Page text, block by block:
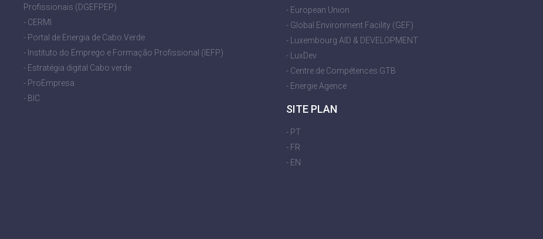
Profissionais (DGEFPEP)
- CERMI
- Portal de Energia de Cabo Verde
- Instituto do Emprego e Formação Profissional (IEFP)
- Estratégia digital Cabo verde
- ProEmpresa
- BIC
- European Union
- Global Environment Facility (GEF)
- Luxembourg AID & DEVELOPMENT
- LuxDev
- Centre de Compétences GTB
- Energie Agence
SITE PLAN
- PT
- FR
- EN